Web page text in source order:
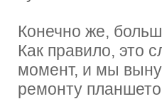
Конечно же,
Как правило, это
момент, и мы
ремонту